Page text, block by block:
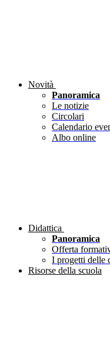
Novità
Panoramica
Le notizie
Circolari
Calendario
Albo online
Didattica
Panoramica
Offerta
I progetti delle
Risorse della scuola